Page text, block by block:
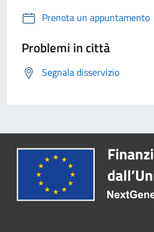
Prenota un appuntamento
Problemi in città
Segnala disservizio